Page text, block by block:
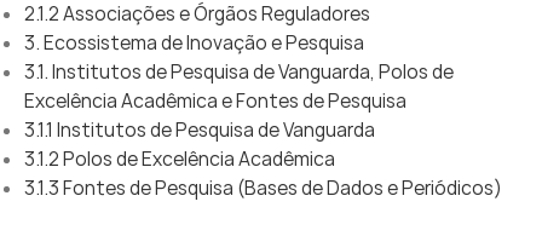
2.1.2 Associações e Órgãos Reguladores
3. Ecossistema de Inovação e Pesquisa
3.1. Institutos de Pesquisa de Vanguarda, Polos de
Excelência Acadêmica e Fontes de Pesquisa
3.1.1 Institutos de Pesquisa de Vanguarda
3.1.2 Polos de Excelência Acadêmica
3.1.3 Fontes de Pesquisa (Bases de Dados e Periódicos)